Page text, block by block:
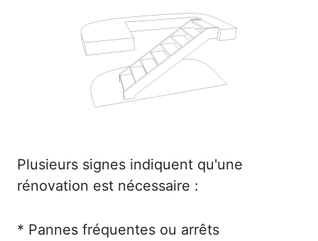
Plusieurs signes indiquent qu'une
rénovation est nécessaire :
* Pannes fréquentes ou arrêts